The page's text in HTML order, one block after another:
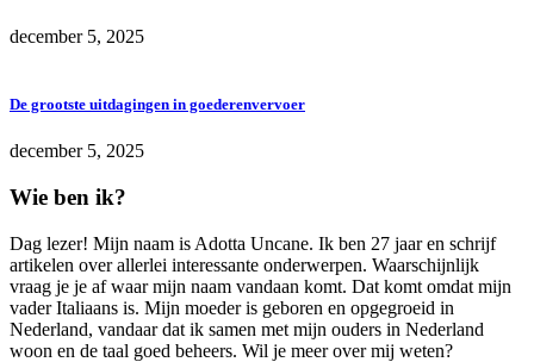
december 5, 2025
De grootste uitdagingen in goederenvervoer
december 5, 2025
Wie ben ik?
Dag lezer! Mijn naam is Adotta Uncane. Ik ben 27 jaar en schrijf
artikelen over allerlei interessante onderwerpen. Waarschijnlijk
vraag je je af waar mijn naam vandaan komt. Dat komt omdat mijn
vader Italiaans is. Mijn moeder is geboren en opgegroeid in
Nederland, vandaar dat ik samen met mijn ouders in Nederland
woon en de taal goed beheers. Wil je meer over mij weten?